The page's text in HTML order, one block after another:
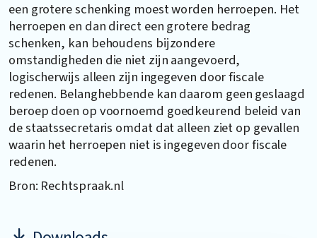
een grotere schenking moest worden herroepen. Het
herroepen en dan direct een grotere bedrag
schenken, kan behoudens bijzondere
omstandigheden die niet zijn aangevoerd,
logischerwijs alleen zijn ingegeven door fiscale
redenen. Belanghebbende kan daarom geen geslaagd
beroep doen op voornoemd goedkeurend beleid van
de staatssecretaris omdat dat alleen ziet op gevallen
waarin het herroepen niet is ingegeven door fiscale
redenen.
Bron: Rechtspraak.nl